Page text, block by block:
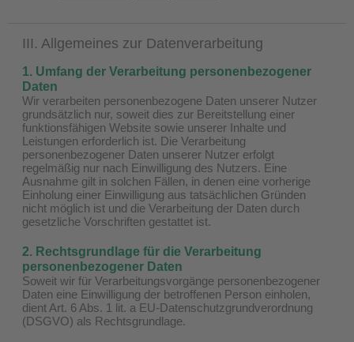
III. Allgemeines zur Datenverarbeitung
1. Umfang der Verarbeitung personenbezogener
Daten
Wir verarbeiten personenbezogene Daten unserer Nutzer
grundsätzlich nur, soweit dies zur Bereitstellung einer
funktionsfähigen Website sowie unserer Inhalte und
Leistungen erforderlich ist. Die Verarbeitung
personenbezogener Daten unserer Nutzer erfolgt
regelmäßig nur nach Einwilligung des Nutzers. Eine
Ausnahme gilt in solchen Fällen, in denen eine vorherige
Einholung einer Einwilligung aus tatsächlichen Gründen
nicht möglich ist und die Verarbeitung der Daten durch
gesetzliche Vorschriften gestattet ist.
2. Rechtsgrundlage für die Verarbeitung
personenbezogener Daten
Soweit wir für Verarbeitungsvorgänge personenbezogener
Daten eine Einwilligung der betroffenen Person einholen,
dient Art. 6 Abs. 1 lit. a EU-Datenschutzgrundverordnung
(DSGVO) als Rechtsgrundlage.